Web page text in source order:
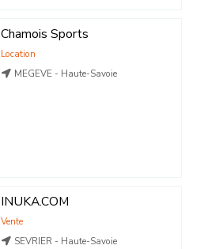
Chamois Sports
Location
MEGEVE - Haute-Savoie
INUKA.COM
Vente
SEVRIER - Haute-Savoie